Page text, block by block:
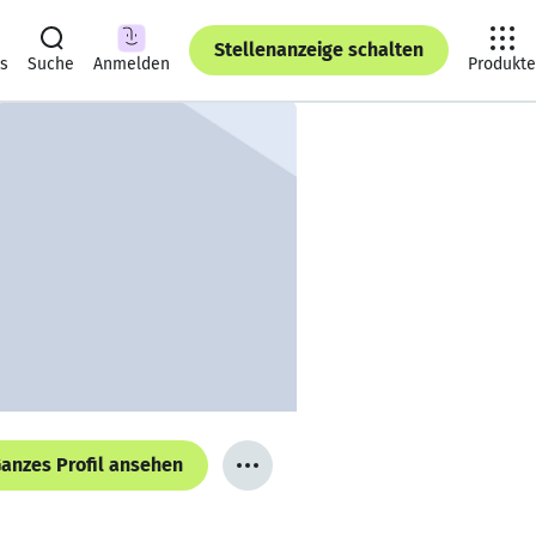
Suche Anmelden
Stellenanzeige schalten
Produkte
Profil ansehen